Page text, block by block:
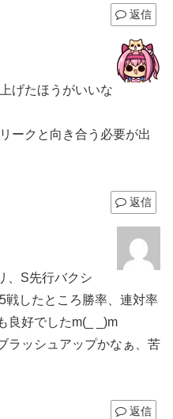
返信
げたほうがいいな
ークと向き合う必要が出
返信
、S先行バクシ
戦したところ勝率、連対率
良好でしたm(_ _)m
ラッシュアップかなぁ、苦
返信